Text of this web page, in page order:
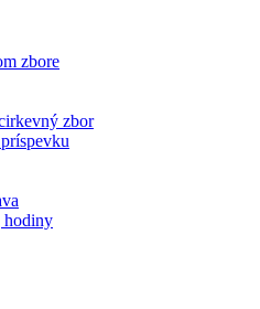
zbore
zbor